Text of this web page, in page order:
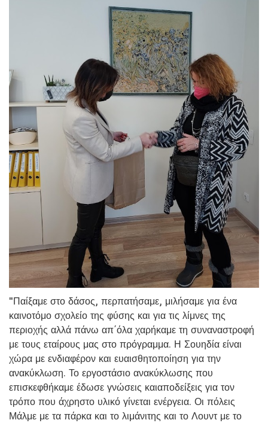
"Παίξαμε στο δάσος, περπατήσαμε, μιλήσαμε για ένα
καινοτόμο σχολείο της φύσης και για τις λίμνες της
περιοχής αλλά πάνω απ΄όλα χαρήκαμε τη συναναστροφή
με τους εταίρους μας στο πρόγραμμα. Η Σουηδία είναι
χώρα με ενδιαφέρον και ευαισθητοποίηση για την
ανακύκλωση. Το εργοστάσιο ανακύκλωσης που
επισκεφθήκαμε έδωσε γνώσεις καιαποδείξεις για τον
τρόπο που άχρηστο υλικό γίνεται ενέργεια. Οι πόλεις
Μάλμε με τα πάρκα και το λιμάνιτης και το Λουντ με το